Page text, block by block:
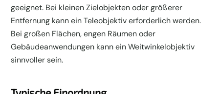
geeignet. Bei kleinen Zielobjekten oder größerer
Entfernung kann ein Teleobjektiv erforderlich werden.
Bei großen Flächen, engen Räumen oder
Gebäudeanwendungen kann ein Weitwinkelobjektiv
sinnvoller sein.